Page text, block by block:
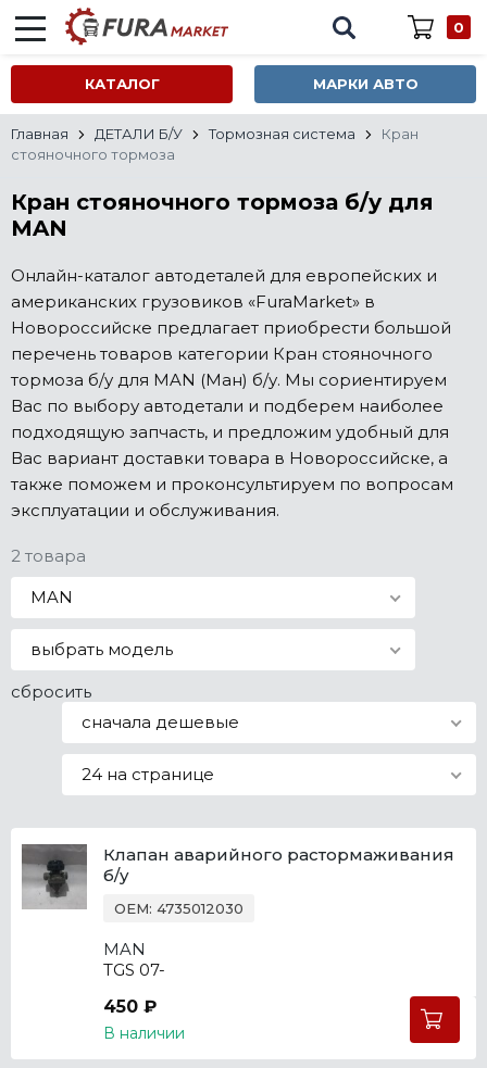
0
КАТАЛОГ МАРКИ АВТО
Все марки
Главная ДЕТАЛИ Б/У Тормозная система
Кран
стояночного тормоза
Кран стояночного тормоза б/у для
MAN
Онлайн-каталог автодеталей для европейских и
американских грузовиков «FuraMarket» в
Новороссийске предлагает приобрести большой
перечень товаров категории Кран стояночного
тормоза б/у для MAN (Ман) б/у. Мы сориентируем
Вас по выбору автодетали и подберем наиболее
подходящую запчасть, и предложим удобный для
Вас вариант доставки товара в Новороссийске, а
также поможем и проконсультируем по вопросам
эксплуатации и обслуживания.
2 товара
MAN
выбрать модель
сбросить
сначала дешевые
24 на странице
Клапан аварийного растормаживания
б/у
OEM: 4735012030
MAN
TGS 07-
450 ₽
В наличии